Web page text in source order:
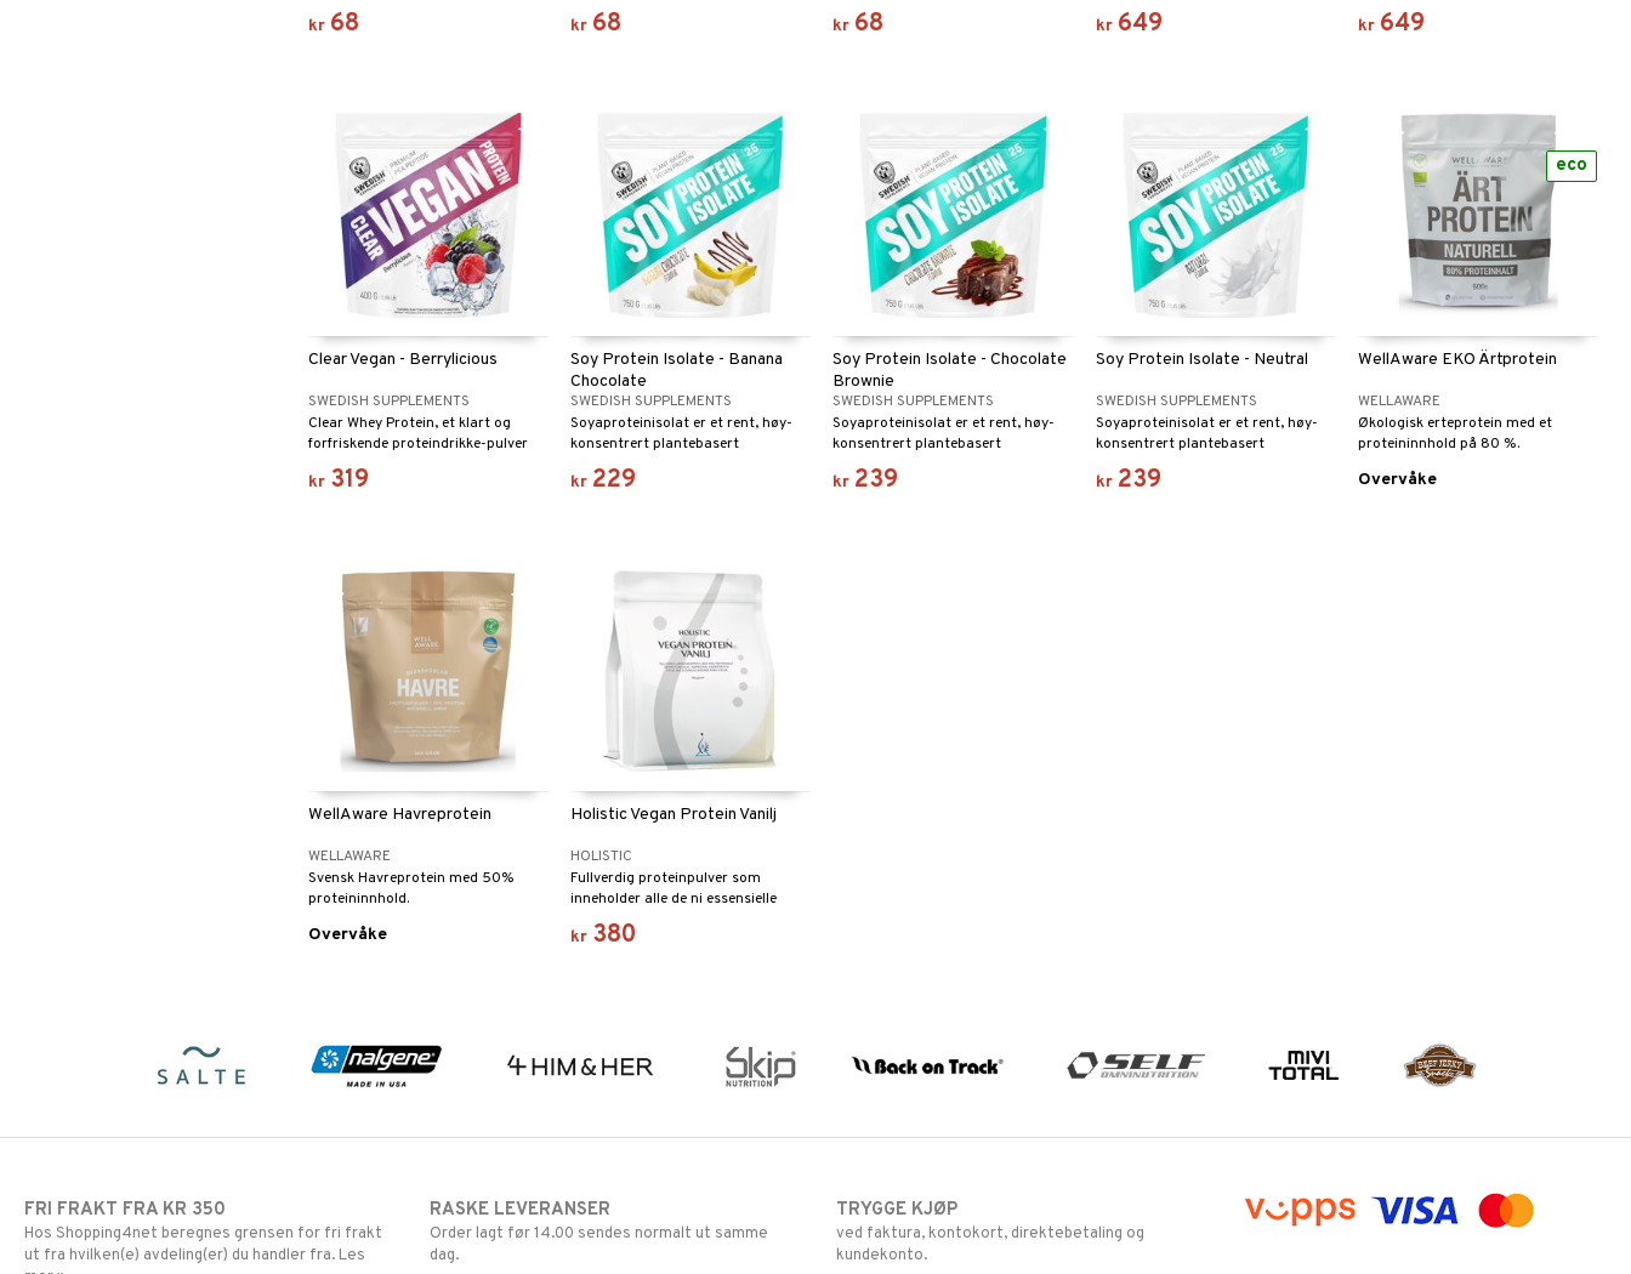
kr 68 kr 68 kr 68 kr 649 kr 649
Clear Vegan - Berrylicious
SWEDISH SUPPLEMENTS
Clear Whey Protein, et klart og
forfriskende proteindrikke-pulver
basert på ertepeptid.
kr 319
Soy Protein Isolate - Banana
Chocolate
SWEDISH SUPPLEMENTS
Soyaproteinisolat er et rent, høy-
konsentrert plantebasert
proteintilskudd fremstilt av
soyabønner.
kr 229
Soy Protein Isolate - Chocolate
Brownie
SWEDISH SUPPLEMENTS
Soyaproteinisolat er et rent, høy-
konsentrert plantebasert
proteintilskudd fremstilt av
soyabønner.
kr 239
Soy Protein Isolate - Neutral
SWEDISH SUPPLEMENTS
Soyaproteinisolat er et rent, høy-
konsentrert plantebasert
proteintilskudd fremstilt av
soyabønner.
kr 239
WellAware EKO Ärtprotein
WELLAWARE
Økologisk erteprotein med et
proteininnhold på 80 %.
Overvåke
eco
WellAware Havreprotein
WELLAWARE
Svensk Havreprotein med 50%
proteininnhold.
Overvåke
Holistic Vegan Protein Vanilj
HOLISTIC
Fullverdig proteinpulver som
inneholder alle de ni essensielle
aminosyrene, inkludert de
forgrenede aminosyrene (BCAA).
kr 380
FRI FRAKT FRA KR 350
Hos Shopping4net beregnes grensen for fri frakt
ut fra hvilken(e) avdeling(er) du handler fra. Les
RASKE LEVERANSER
Order lagt før 14.00 sendes normalt ut samme
dag.
TRYGGE KJØP
ved faktura, kontokort, direktebetaling og
kundekonto.